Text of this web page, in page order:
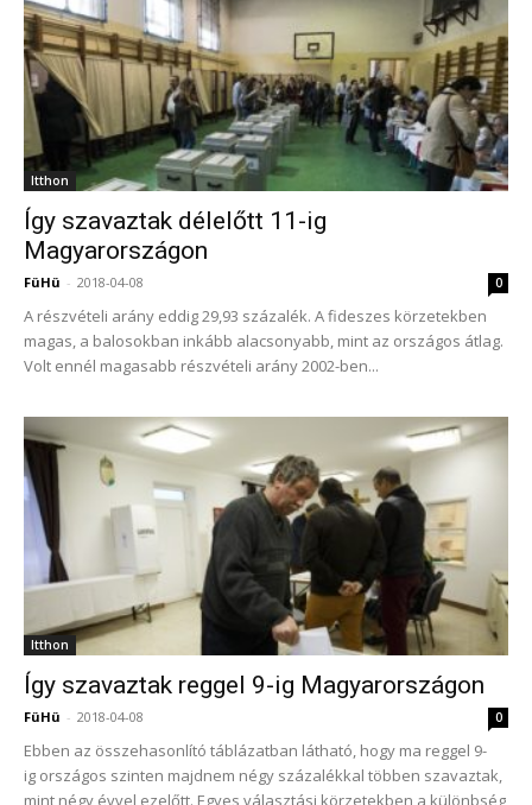
Itthon
Így szavaztak délelőtt 11-ig
Magyarországon
FüHü - 2018-04-08 0
A részvételi arány eddig 29,93 százalék. A fideszes körzetekben
magas, a balosokban inkább alacsonyabb, mint az országos átlag.
Volt ennél magasabb részvételi arány 2002-ben...
Itthon
Így szavaztak reggel 9-ig Magyarországon
FüHü - 2018-04-08 0
Ebben az összehasonlító táblázatban látható, hogy ma reggel 9-
ig országos szinten majdnem négy százalékkal többen szavaztak,